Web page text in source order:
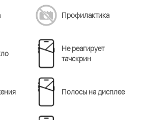
Профилактика
Не реагирует
тачскрин
Полосы на дисплее